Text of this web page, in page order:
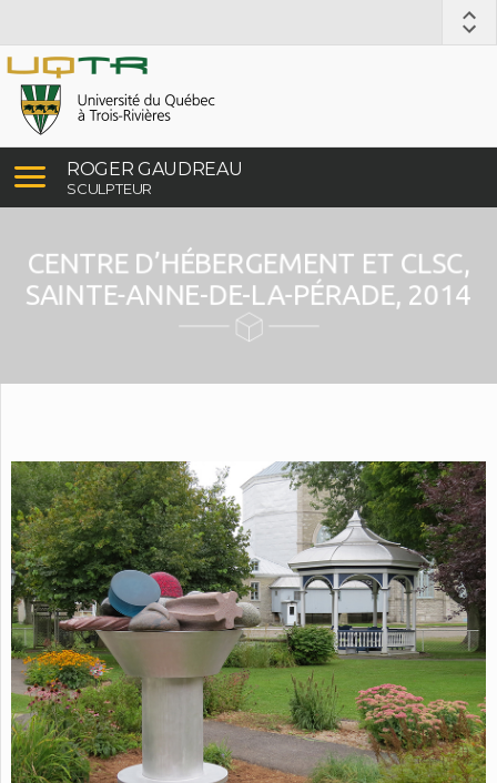
ROGER GAUDREAU
SCULPTEUR
CENTRE D’HÉBERGEMENT ET CLSC,
SAINTE-ANNE-DE-LA-PÉRADE, 2014